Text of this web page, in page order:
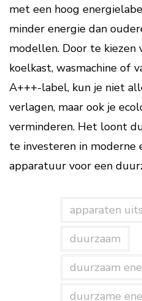
met een hoog
minder energie dan
modellen. Door te kiezen
koelkast, wasmachine of
A+++-label, kun je niet
verlagen, maar ook je
verminderen. Het loont
te investeren in moderne
apparatuur voor een
apparaten
duurzaam
duurzaam
duurzame